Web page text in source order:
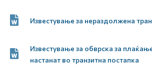
Известување за нераздолжена
Известување за обврска за
настанат во транзитна постапка